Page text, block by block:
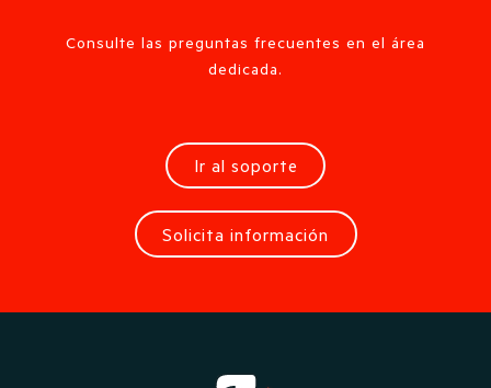
Consulte las preguntas frecuentes en el área
dedicada.
Ir al soporte
Solicita información